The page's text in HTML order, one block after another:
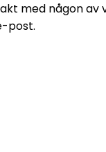
med någon
post.